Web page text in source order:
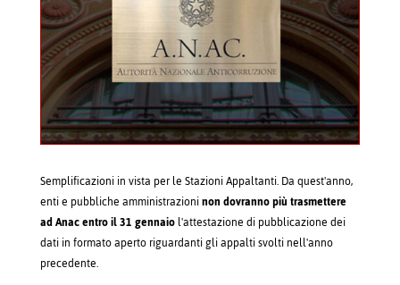
Semplificazioni in vista per le Stazioni Appaltanti. Da quest'anno,
enti e pubbliche amministrazioninon dovranno più trasmettere
ad Anac entro il 31 gennaiol'attestazione di pubblicazione dei
dati in formato aperto riguardanti gli appalti svolti nell'anno
precedente.